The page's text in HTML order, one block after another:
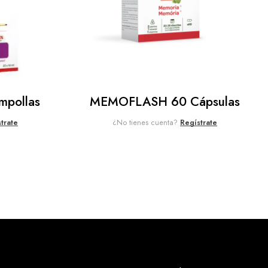
MEMOFLASH 60 Cápsulas
¿No tienes cuenta? Regístrate